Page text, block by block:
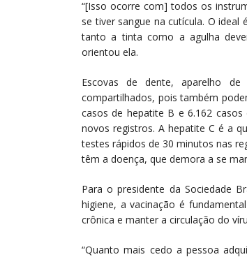
“[Isso ocorre com] todos os
se tiver sangue na cutícula. O
tanto a tinta como a agulha
orientou ela.
Escovas de dente, aparelho
compartilhados, pois também
casos de hepatite B e 6.162
novos registros. A hepatite C é a
testes rápidos de 30 minutos nas
têm a doença, que demora a se
Para o presidente da Sociedade
higiene, a vacinação é
crônica e manter a circulação do
“Quanto mais cedo a pessoa